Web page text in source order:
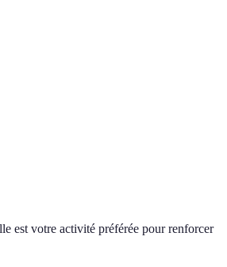
est votre activité préférée pour renforcer